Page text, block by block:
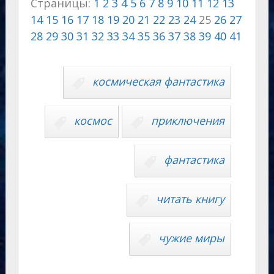
gr
a
m
o
kl
as
ni
ki
s
A
p
p
e
g
er
o
u
r
n
al
p
y
n
Страницы: 1 2 3 4 5 6 7 8 9 10 11 12 13
14 15 16 17 18 19 20 21 22 23 24 25 26 27
28 29 30 31 32 33 34 35 36 37 38 39 40 41
космическая фантастика
космос приключения
фантастика
читать книгу
чужие миры